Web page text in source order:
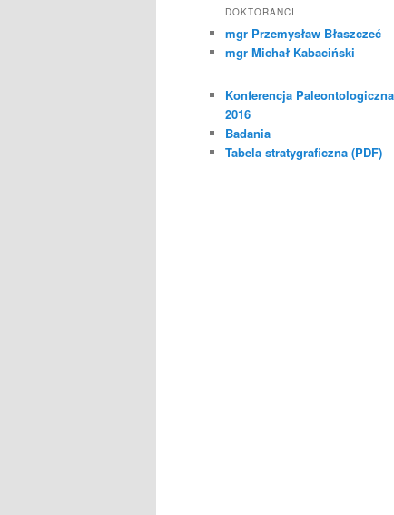
DOKTORANCI
mgr Przemysław Błaszczeć
mgr Michał Kabaciński
Konferencja Paleontologiczna
2016
Badania
Tabela stratygraficzna (PDF)